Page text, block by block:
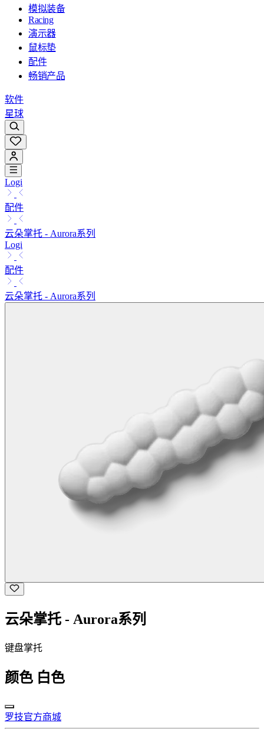
模拟装备
Racing
演示器
鼠标垫
配件
畅销产品
软件
星球
Logi
配件
云朵掌托 - Aurora系列
Logi
配件
云朵掌托 - Aurora系列
云朵掌托 - Aurora系列
键盘掌托
颜色 白色
罗技官方商城